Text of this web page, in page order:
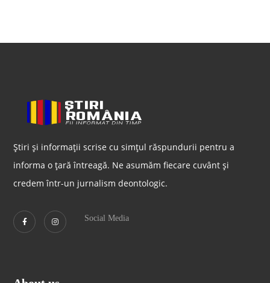
Știri și informații scrise cu simțul răspundurii pentru a
informa o țară întreagă. Ne asumăm fiecare cuvânt și
credem într-un jurnalism deontologic.
Social Media